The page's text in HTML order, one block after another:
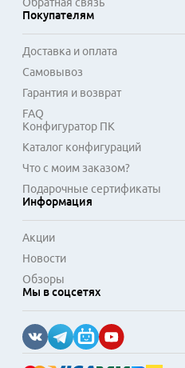
Обратная связь
Покупателям
Доставка и оплата
Самовывоз
Гарантия и возврат
FAQ
Конфигуратор ПК
Каталог конфигураций
Что с моим заказом?
Подарочные сертификаты
Информация
Акции
Новости
Обзоры
Мы в соцсетях